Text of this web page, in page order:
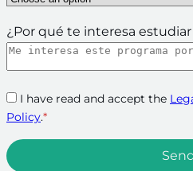
¿Por qué te interesa
I have read and accept the
Policy.*